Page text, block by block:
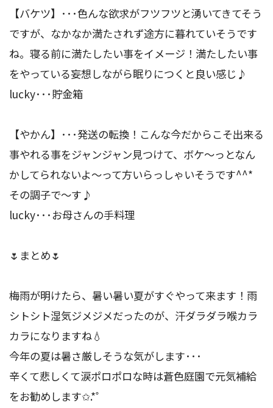
【バケツ】･･･色んな欲求がフツフツと湧いてきてそう
ですが、なかなか満たされず途方に暮れていそうです
ね。寝る前に満たしたい事をイメージ！満たしたい事
をやっている妄想しながら眠りにつくと良い感じ♪
lucky･･･貯金箱
【やかん】･･･発送の転換！こんな今だからこそ出来る
事やれる事をジャンジャン見つけて、ボケ～っとなん
かしてられないよ～って方いらっしゃいそうです^^*
その調子で～す♪
lucky･･･お母さんの手料理
🌷まとめ🌷
梅雨が明けたら、暑い暑い夏がすぐやって来ます！雨
シトシト湿気ジメジメだったのが、汗ダラダラ喉カラ
カラになりますね💧
今年の夏は暑さ厳しそうな気がします･･･
辛くて悲しくて涙ポロポロな時は蒼色庭園で元気補給
をお勧めします✩.*˚